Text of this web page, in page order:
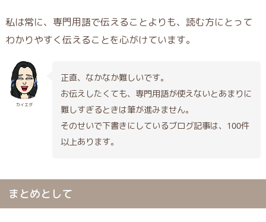
私は常に、専門用語で伝えることよりも、読む方にとって
わかりやすく伝えることを心がけています。
カイエダ
正直、なかなか難しいです。
お伝えしたくても、専門用語が使えないとあまりに
難しすぎるときは筆が進みません。
そのせいで下書きにしているブログ記事は、100件
以上あります。
まとめとして